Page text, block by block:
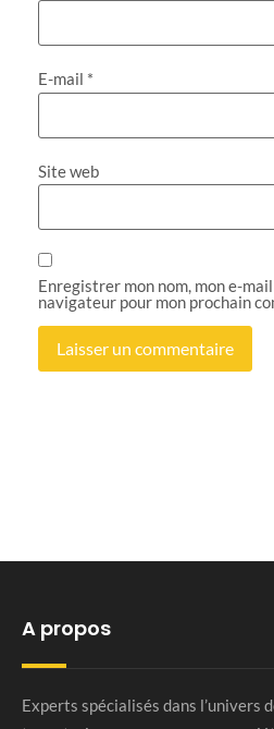
E-mail *
Site web
Enregistrer mon nom, mon e-
navigateur pour mon prochain
A propos
Experts spécialisés dans l’univers